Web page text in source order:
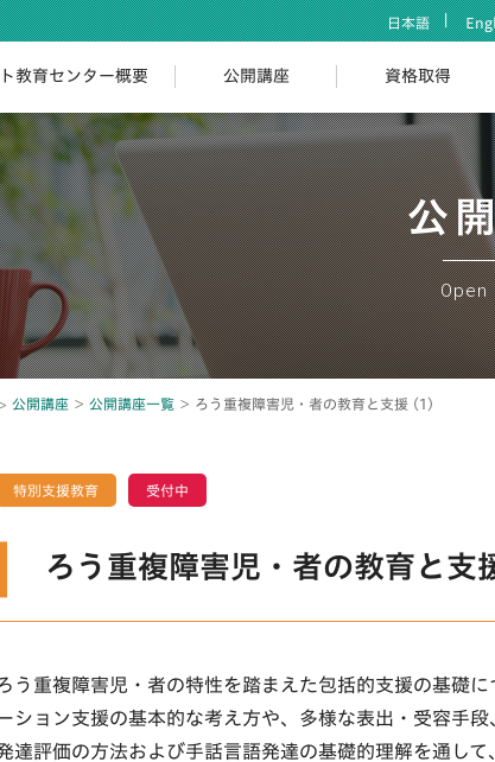
日本語
教育センター概要 公開講座 資格取得
公
Open
公開講座 公開講座一覧 ろう重複障害児・者の教育と支援 (1)
特別支援教育 受付中
ろう重複障害児・者の教育と支
う重複障害児・者の特性を踏まえた包括的支援の基礎
ション支援の基本的な考え方や、多様な表出・受容手
達評価の方法および手話言語発達の基礎的理解を通し